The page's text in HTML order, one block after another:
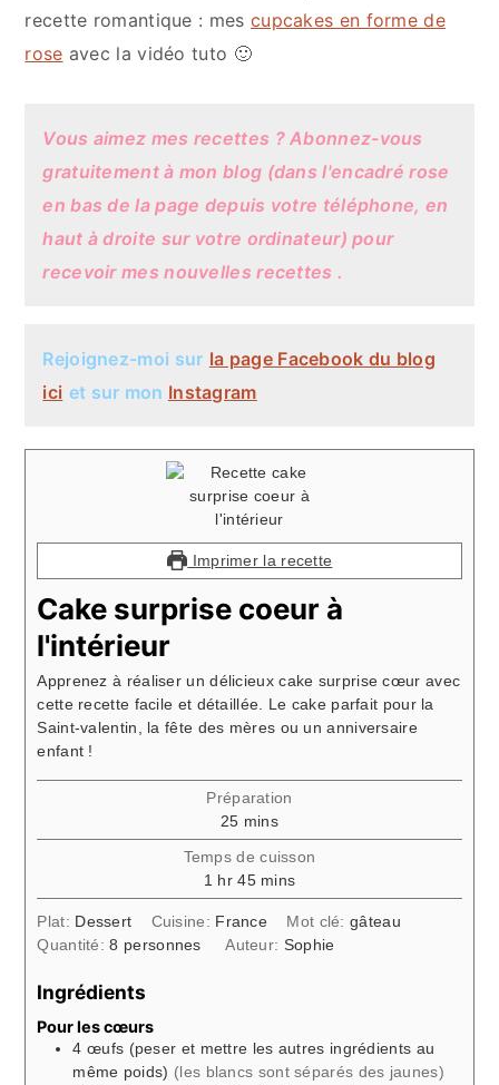
recette romantique : mes cupcakes en forme de
rose avec la vidéo tuto 🙂
Vous aimez mes recettes ? Abonnez-vous
gratuitement à mon blog (dans l'encadré rose
en bas de la page depuis votre téléphone, en
haut à droite sur votre ordinateur) pour
recevoir mes nouvelles recettes .
Rejoignez-moi sur la page Facebook du blog
ici et sur mon Instagram
Imprimer la recette
Cake surprise coeur à
l'intérieur
Apprenez à réaliser un délicieux cake surprise cœur avec
cette recette facile et détaillée. Le cake parfait pour la
Saint-valentin, la fête des mères ou un anniversaire
enfant !
Préparation
25minutes
mins
Temps de cuisson
1 hour
hr 45minutes
mins
Plat: Dessert Cuisine: France Mot clé:gâteau
Quantité:8 personnes Auteur: Sophie
Ingrédients
Pour les cœurs
4 œufs (peser et mettre les autres ingrédients au
même poids) (les blancs sont séparés des jaunes)